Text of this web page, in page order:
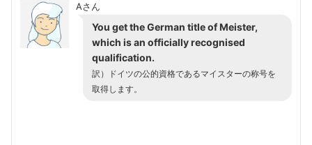
Aさん
You get the German title of Meister,
which is an officially recognised
qualification.
訳）ドイツの公的資格であるマイスターの称号を
取得します。